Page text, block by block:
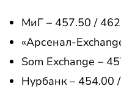
МиГ – 457.50 /
«Арсенал-
Som Exchange –
Нурбанк – 454.00